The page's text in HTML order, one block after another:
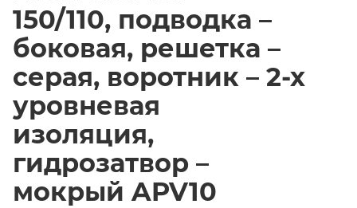
150/110, подводка –
боковая, решетка –
серая, воротник – 2-х
уровневая
изоляция,
гидрозатвор –
мокрый APV10